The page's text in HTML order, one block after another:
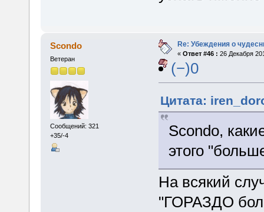
Scondo
Ветеран
Сообщений: 321
+35/-4
Re: Убеждения о
« Ответ #46 : 26 Декабря
(−)0
Цитата:
Scondo,
этого
На всякий
"ГОРАЗДО